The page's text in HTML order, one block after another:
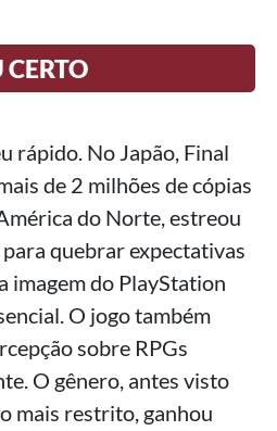
rápido. No Japão, Final
de 2 milhões de cópias
do Norte, estreou
quebrar expectativas
imagem do PlayStation
O jogo também
sobre RPGs
O gênero, antes visto
mais restrito, ganhou